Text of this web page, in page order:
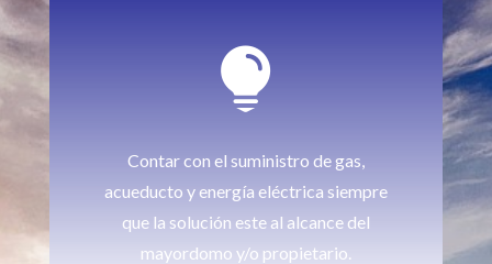

Contar con el suministro de gas,
acueducto y energía eléctrica siempre
que la solución este al alcance del
mayordomo y/o propietario.